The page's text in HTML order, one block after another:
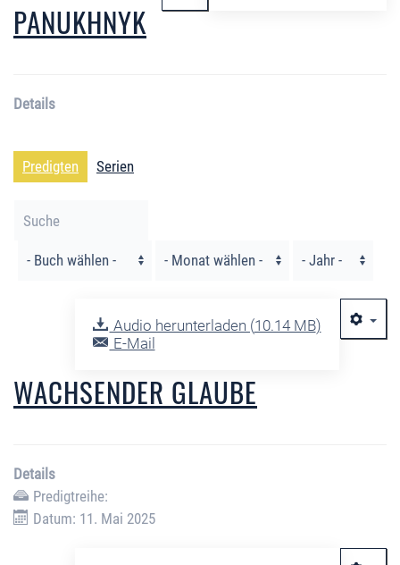
PANUKHNYK
Details
Predigten Serien
Filter
Audio herunterladen (10.14 MB)
E-Mail
WACHSENDER GLAUBE
Details
Predigtreihe:
Datum: 11. Mai 2025